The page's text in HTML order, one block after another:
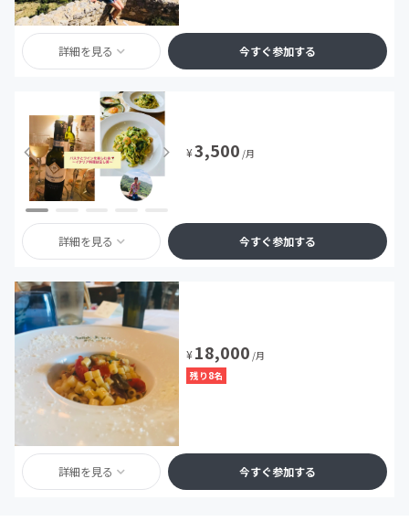
詳細を見る 今すぐ参加する
¥3,500 /月
詳細を見る 今すぐ参加する
¥18,000 /月
残り8名
詳細を見る 今すぐ参加する